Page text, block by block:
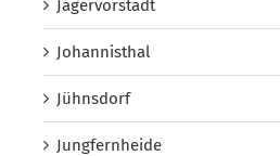
Jägervorstadt
Johannisthal
Jühnsdorf
Jungfernheide